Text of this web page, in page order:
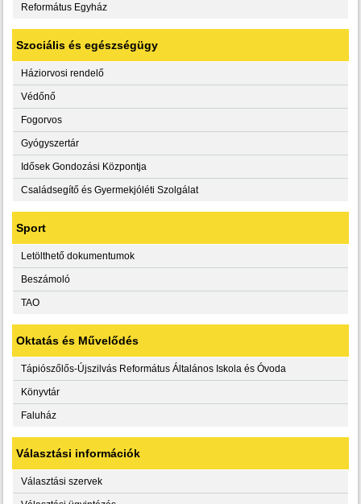
Református Egyház
Szociális és egészségügy
Háziorvosi rendelő
Védőnő
Fogorvos
Gyógyszertár
Idősek Gondozási Központja
Családsegítő és Gyermekjóléti Szolgálat
Sport
Letölthető dokumentumok
Beszámoló
TAO
Oktatás és Művelődés
Tápiószőlős-Újszilvás Református Általános Iskola és Óvoda
Könyvtár
Faluház
Választási információk
Választási szervek